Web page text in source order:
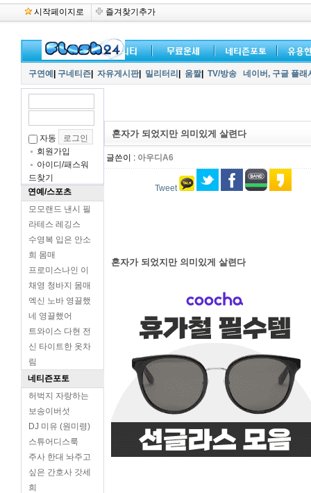
시작페이지로 즐겨찾기추가
구연예 구네티즌 자유게시판| 밀리터리 움짤| TV/방송 네이버, 구글 플
자동
회원가입
아이디/패스워
드찾기
연예/스포츠
모모랜드 낸시 필
라테스 레깅스
수영복 입은 안소
희 몸매
프로미스나인 이
채영 청바지 몸매
엑신 노바 영끌했
네 영끌했어
트와이스 다현 전
신 타이트한 옷차
림
네티즌포토
허벅지 자랑하는
보송이버섯
DJ 미유 (원미령)
스튜어디스룩
주사 한대 놔주고
싶은 간호사 갓세
희
혼자가 되었지만 의미있게 살련다
글쓴이 : 아우디A6
Tweet
혼자가 되었지만 의미있게 살련다